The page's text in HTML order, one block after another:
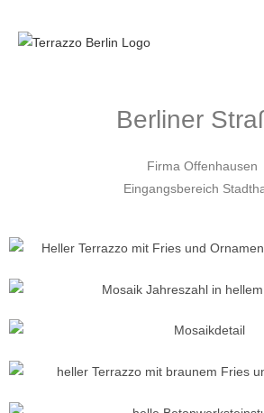
Berliner
Firma Offenhausen
Eingangsbereich